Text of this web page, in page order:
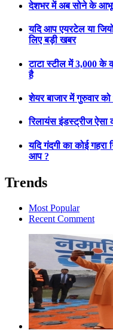
देशभर में अब सोने के
यदि आप एयरटेल या
लिए बड़ी खबर
टाटा स्टील में 3,000 के
है
शेयर बाजार में गुरुवार को
रिलायंस इंडस्ट्रीज ऐसा
यदि गंदगी का कोई गहरा
आप ?
Trends
Most Popular
Recent Comment